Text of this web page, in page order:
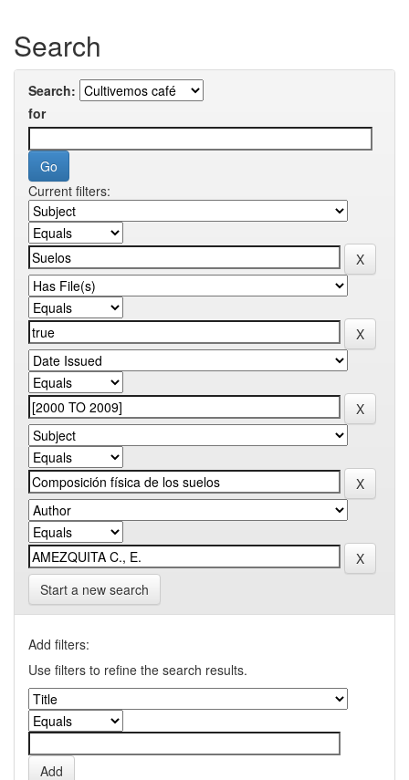
Search
Search:
for
Current filters:
Start a new search
Add filters:
Use filters to refine the search results.